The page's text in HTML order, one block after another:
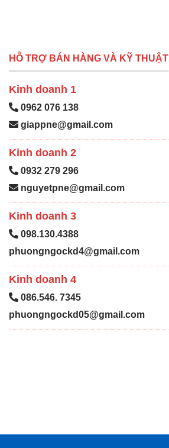
HỖ TRỢ BÁN HÀNG VÀ KỸ THUẬT
Kinh doanh 1
0962 076 138
giappne@gmail.com
Kinh doanh 2
0932 279 296
nguyetpne@gmail.com
Kinh doanh 3
098.130.4388
phuongngockd4@gmail.com
Kinh doanh 4
086.546. 7345
phuongngockd05@gmail.com